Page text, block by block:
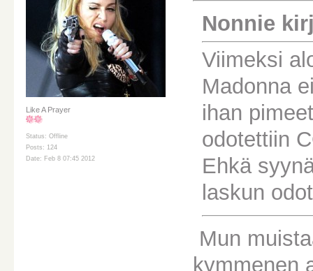
Like A Prayer
Status: Offline
Posts: 124
Date: Feb 8 07:45 2012
Nonnie
Viimeksi
Madonna
ihan
odotettiin
Ehkä
laskun
Mun
kymmenen